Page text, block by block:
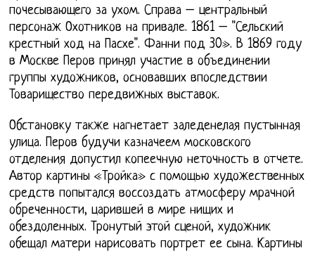
почесывающего за ухом. Справа – центральный
персонаж Охотников на привале. 1861 – "Сельский
крестный ход на Пасхе". Фанни под 30». В 1869 году
в Москве Перов принял участие в объединении
группы художников, основавших впоследствии
Товарищество передвижных выставок.
Обстановку также нагнетает заледенелая пустынная
улица. Перов будучи казначеем московского
отделения допустил копеечную неточность в отчете.
Автор картины «Тройка» с помощью художественных
средств попытался воссоздать атмосферу мрачной
обреченности, царившей в мире нищих и
обездоленных. Тронутый этой сценой, художник
обещал матери нарисовать портрет ее сына. Картины